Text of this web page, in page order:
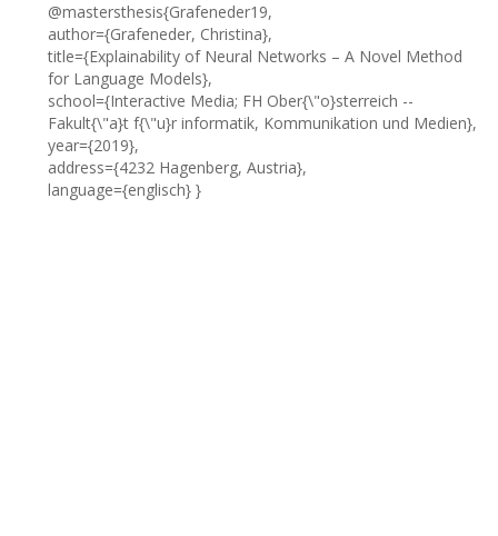
@mastersthesis{Grafeneder19,
author={Grafeneder, Christina},
title={Explainability of Neural Networks – A Novel Method
for Language Models},
school={Interactive Media; FH Ober{\"o}sterreich --
Fakult{\"a}t f{\"u}r informatik, Kommunikation und Medien},
year={2019},
address={4232 Hagenberg, Austria},
language={englisch} }